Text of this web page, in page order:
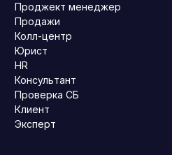
Проджект менеджер
Продажи
Колл-центр
Юрист
HR
Консультант
Проверка СБ
Клиент
Эксперт